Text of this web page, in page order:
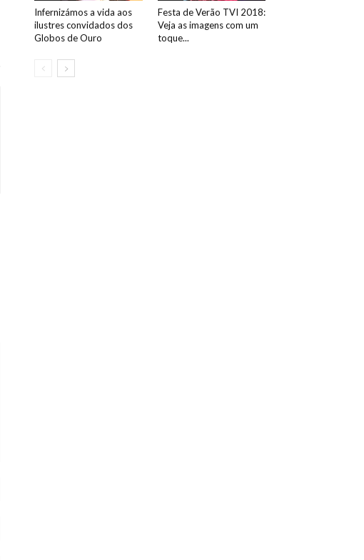
Infernizámos a vida aos
ilustres convidados dos
Globos de Ouro
Festa de Verão TVI 2018:
Veja as imagens com um
toque...